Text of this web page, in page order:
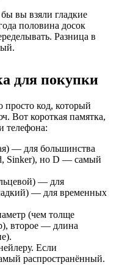
вы взяли гладкие
половина досок
Разница в
для покупки
просто код, который
Вот короткая памятка,
телефона:
— для большинства
Sinker), но D — самый
— для
— для временных
(чем толще
второе — длина
Если
распространённый.